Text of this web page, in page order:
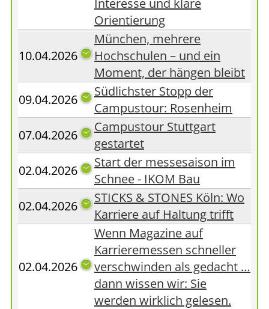
Interesse und klare
Orientierung
10.04.2026
München, mehrere
Hochschulen – und ein
Moment, der hängen bleibt
09.04.2026
Südlichster Stopp der
Campustour: Rosenheim
07.04.2026
Campustour Stuttgart
gestartet
02.04.2026
Start der messesaison im
Schnee - IKOM Bau
02.04.2026
STICKS & STONES Köln: Wo
Karriere auf Haltung trifft
02.04.2026
Wenn Magazine auf
Karrieremessen schneller
verschwinden als gedacht …
dann wissen wir: Sie
werden wirklich gelesen.